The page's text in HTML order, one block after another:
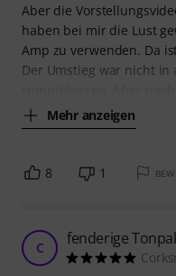
Aber die
haben bei mir die Lust
Amp zu verwenden. Da
Der Umstieg war nicht in
Mehr anzeigen
8 1
C fenderige